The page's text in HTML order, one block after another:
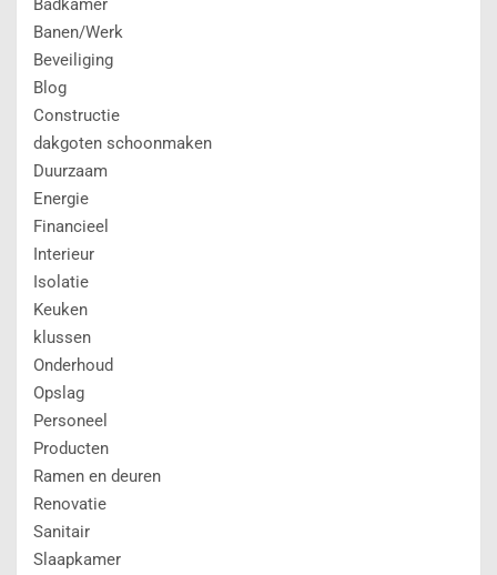
Badkamer
Banen/Werk
Beveiliging
Blog
Constructie
dakgoten schoonmaken
Duurzaam
Energie
Financieel
Interieur
Isolatie
Keuken
klussen
Onderhoud
Opslag
Personeel
Producten
Ramen en deuren
Renovatie
Sanitair
Slaapkamer